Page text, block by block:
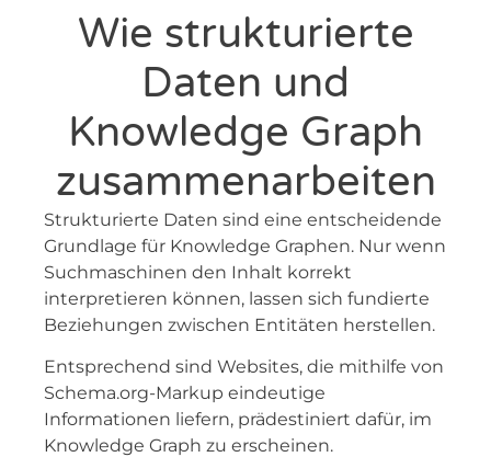
Wie strukturierte
Daten und
Knowledge Graph
zusammenarbeiten
Strukturierte Daten sind eine entscheidende
Grundlage für Knowledge Graphen. Nur wenn
Suchmaschinen den Inhalt korrekt
interpretieren können, lassen sich fundierte
Beziehungen zwischen Entitäten herstellen.
Entsprechend sind Websites, die mithilfe von
Schema.org-Markup eindeutige
Informationen liefern, prädestiniert dafür, im
Knowledge Graph zu erscheinen.